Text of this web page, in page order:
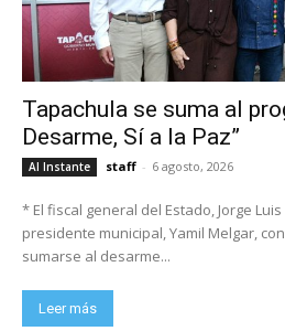
Tapachula se suma al
Desarme, Sí a la Paz”
Al Instante staff - 6 agosto, 2026
* El fiscal general del Estado, Jorge
presidente municipal, Yamil Melgar,
sumarse al desarme...
Leer más